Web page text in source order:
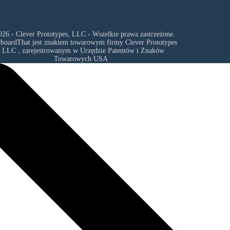
- Clever Prototypes, LLC - Wszelkie prawa zastrzeżone.
jest znakiem towarowym firmy Clever Prototypes
LLC, zarejestrowanym w Urzędzie Patentów i Znaków
Towarowych USA